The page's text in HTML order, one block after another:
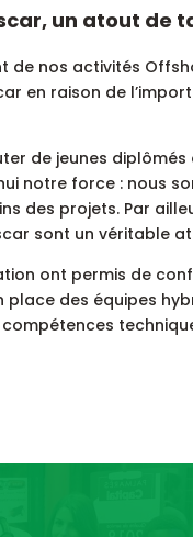
un atout de
nos activités
en raison de
de jeunes
notre force : nous
des projets. Par
sont un véritable
ont permis de
place des équipes